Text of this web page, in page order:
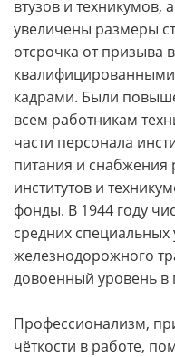
втузов и техникумов,
увеличены размеры
отсрочка от призыва
кадрами. Были
всем работникам
части персонала
питания и снабжения
институтов и
фонды. В 1944 году
средних
железнодорожного
довоенный уровень в
Профессионализм,
чёткости в работе,